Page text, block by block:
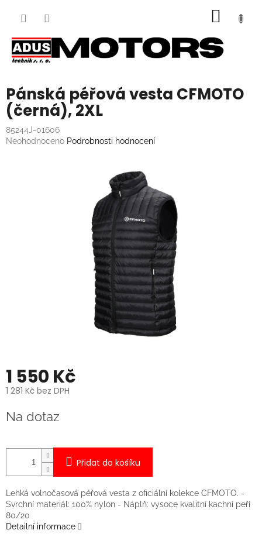
Pánská péřová vesta CFMOTO
(černá), 2XL
85244J-01606
Průměrné
Neohodnoceno Podrobnosti hodnocení
1 550 Kč
1 281 Kč bez DPH
cena:
Na dotaz
Přidat do košíku
Lehká volnočasová péřová vesta z oficiální kolekce CFMOTO. -
Svrchní materiál: 100% nylon - Náplň: vysoce kvalitní kachní peří
80/20
Detailní informace